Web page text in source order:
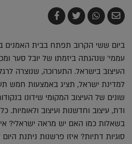
שלח
בדואר
שתף
ב-
צייץ
ב-
שתף
ב-
ביום ששי הקרוב תפתח בבית האמנים
עממי' שנהגתה ביזמתו של יובל סער
העיצוב בישראל. התערוכה, שנוצרה
למדינת ישראל, תציג באמצעות חמש
שונים של העיצוב המקומי שידונו
ודת, עיצוב וחדשנות ועיצוב ולאומיות.
בשאלות כמו האם יש מראה ישראלי?
סוגיות דתיות? איזו פרשנות ניתנת